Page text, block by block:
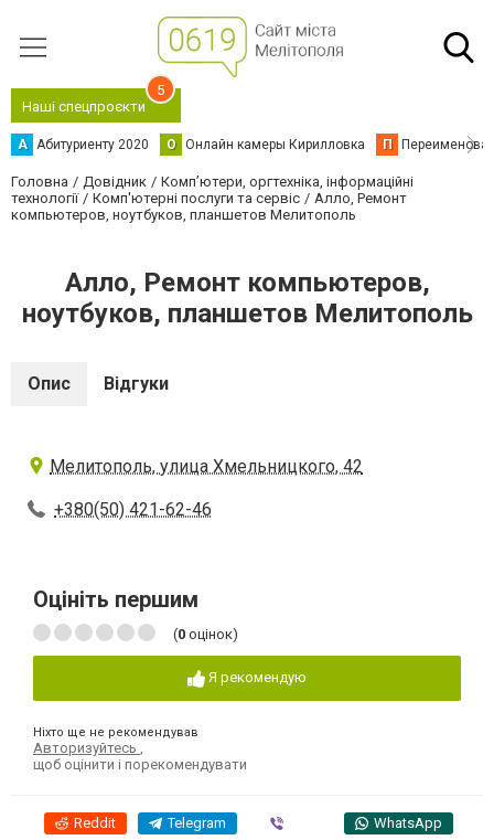
Наші спецпроєкти
5
А Абитуриенту 2020 О Онлайн камеры Кирилловка П
Головна Довідник
Комп’ютери, оргтехніка, інформаційні
технології
Комп'ютерні послуги та сервіс
Алло, Ремонт
компьютеров, ноутбуков, планшетов Мелитополь
Алло, Ремонт компьютеров,
ноутбуков, планшетов Мелитополь
Опис Відгуки
Мелитополь, улица Хмельницкого, 42
+380(50) 421-62-46
Оцініть першим
(0 оцінок)
Я рекомендую
Ніхто ще не рекомендував
Авторизуйтесь
щоб оцінити і порекомендувати
Reddit Telegram WhatsApp